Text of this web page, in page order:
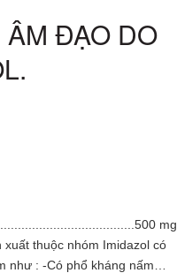
ĐẠO DO
mg
xuất thuộc nhóm Imidazol có
như : -Có phổ kháng nấm